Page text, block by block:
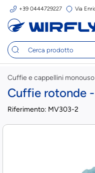
+39 0444729227 Via
Cuffie e cappellini monouso
Cuffie rotonde
Riferimento: MV303-2